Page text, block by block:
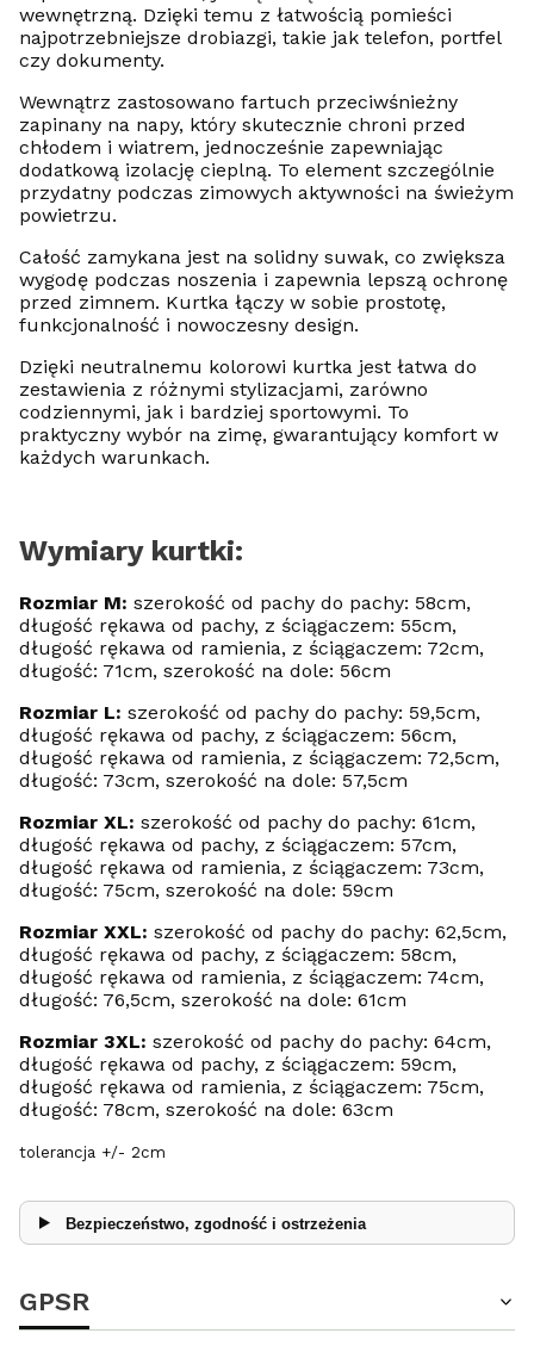
wewnętrzną. Dzięki temu z łatwością pomieści
najpotrzebniejsze drobiazgi, takie jak telefon, portfel
czy dokumenty.
Wewnątrz zastosowano fartuch przeciwśnieżny
zapinany na napy, który skutecznie chroni przed
chłodem i wiatrem, jednocześnie zapewniając
dodatkową izolację cieplną. To element szczególnie
przydatny podczas zimowych aktywności na świeżym
powietrzu.
Całość zamykana jest na solidny suwak, co zwiększa
wygodę podczas noszenia i zapewnia lepszą ochronę
przed zimnem. Kurtka łączy w sobie prostotę,
funkcjonalność i nowoczesny design.
Dzięki neutralnemu kolorowi kurtka jest łatwa do
zestawienia z różnymi stylizacjami, zarówno
codziennymi, jak i bardziej sportowymi. To
praktyczny wybór na zimę, gwarantujący komfort w
każdych warunkach.
Wymiary kurtki:
Rozmiar M: szerokość od pachy do pachy: 58cm,
długość rękawa od pachy, z ściągaczem: 55cm,
długość rękawa od ramienia, z ściągaczem: 72cm,
długość: 71cm, szerokość na dole: 56cm
Rozmiar L: szerokość od pachy do pachy: 59,5cm,
długość rękawa od pachy, z ściągaczem: 56cm,
długość rękawa od ramienia, z ściągaczem: 72,5cm,
długość: 73cm, szerokość na dole: 57,5cm
Rozmiar XL: szerokość od pachy do pachy: 61cm,
długość rękawa od pachy, z ściągaczem: 57cm,
długość rękawa od ramienia, z ściągaczem: 73cm,
długość: 75cm, szerokość na dole: 59cm
Rozmiar XXL: szerokość od pachy do pachy: 62,5cm,
długość rękawa od pachy, z ściągaczem: 58cm,
długość rękawa od ramienia, z ściągaczem: 74cm,
długość: 76,5cm, szerokość na dole: 61cm
Rozmiar 3XL: szerokość od pachy do pachy: 64cm,
długość rękawa od pachy, z ściągaczem: 59cm,
długość rękawa od ramienia, z ściągaczem: 75cm,
długość: 78cm, szerokość na dole: 63cm
tolerancja +/- 2cm
Bezpieczeństwo, zgodność i ostrzeżenia
GPSR